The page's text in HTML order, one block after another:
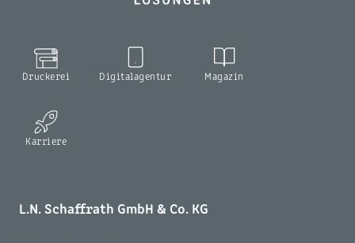
Druckerei Digitalagentur Magazin
Karriere
L.N. Schaffrath GmbH & Co. KG